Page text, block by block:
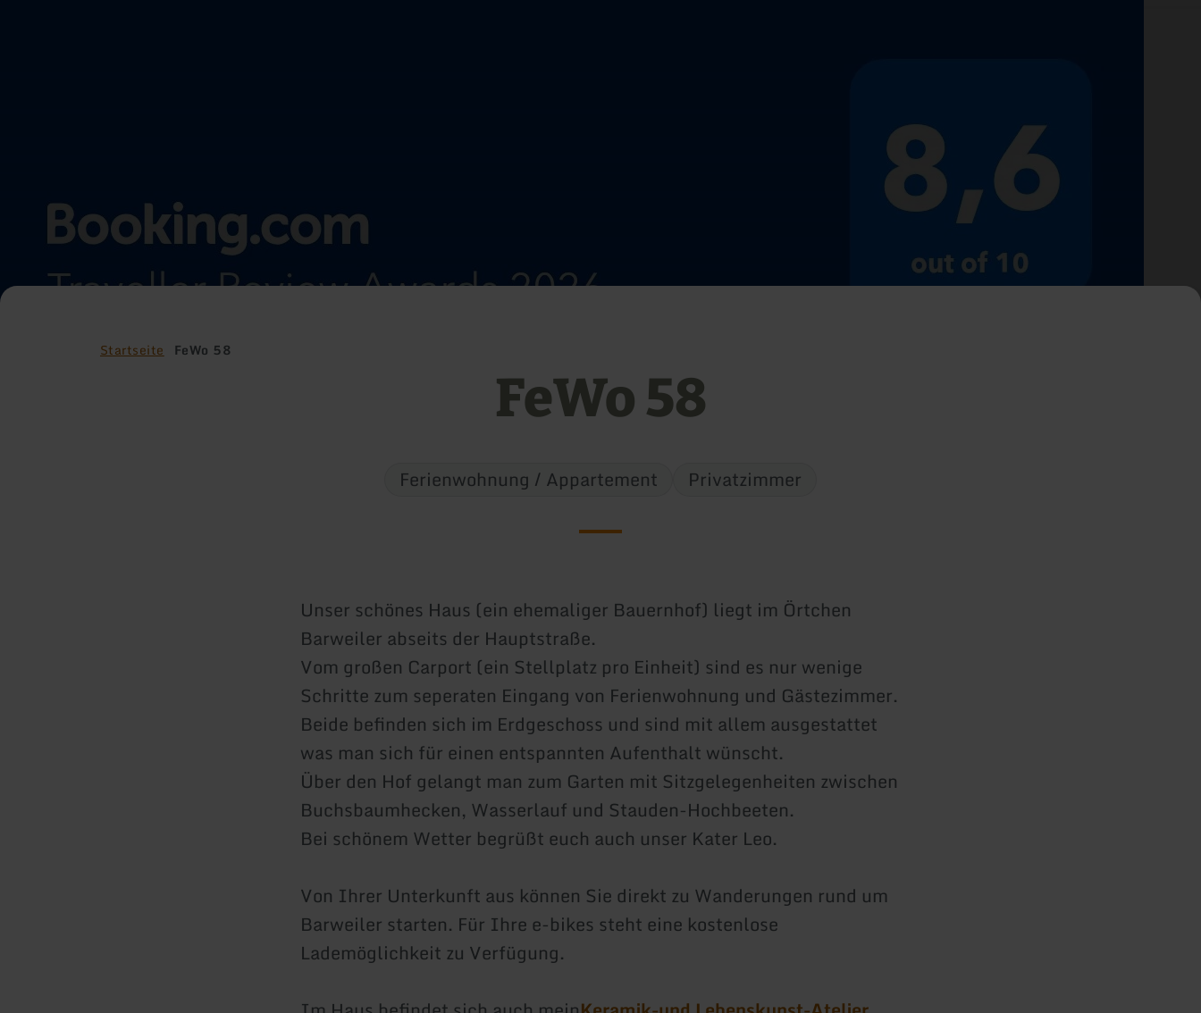
Startseite FeWo 58
FeWo 58
Ferienwohnung / Appartement Privatzimmer
Unser schönes Haus (ein ehemaliger Bauernhof) liegt im Örtchen
Barweiler abseits der Hauptstraße.
Vom großen Carport (ein Stellplatz pro Einheit) sind es nur wenige
Schritte zum seperaten Eingang von Ferienwohnung und Gästezimmer.
Beide befinden sich im Erdgeschoss und sind mit allem ausgestattet
was man sich für einen entspannten Aufenthalt wünscht.
Über den Hof gelangt man zum Garten mit Sitzgelegenheiten zwischen
Buchsbaumhecken, Wasserlauf und Stauden-Hochbeeten.
Bei schönem Wetter begrüßt euch auch unser Kater Leo.
Von Ihrer Unterkunft aus können Sie direkt zu Wanderungen rund um
Barweiler starten. Für Ihre e-bikes steht eine kostenlose
Lademöglichkeit zu Verfügung.